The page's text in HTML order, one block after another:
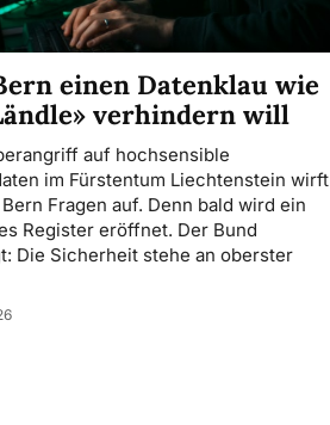
einen Datenklau wie
verhindern will
auf hochsensible
im Fürstentum Liechtenstein wirft
Fragen auf. Denn bald wird ein
Register eröffnet. Der Bund
Die Sicherheit stehe an oberster